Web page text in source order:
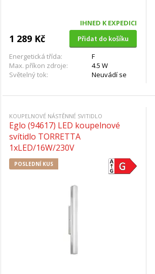
IHNED K EXPEDICI
1 289 Kč
Přidat do košíku
Energetická třída:
F
Max. příkon zdroje:
4.5 W
Světelný tok:
Neuvádí se
KOUPELNOVÉ NÁSTĚNNÉ SVITIDLO
Eglo (94617) LED koupelnové
svítidlo TORRETTA
1xLED/16W/230V
POSLEDNÍ KUS